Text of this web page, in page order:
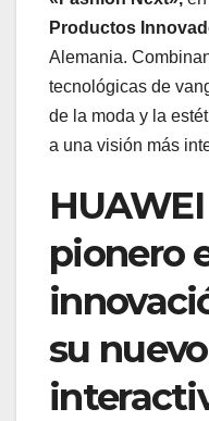
Productos
Alemania.
tecnológicas de
de la moda y la
a una visión más
pionero
su